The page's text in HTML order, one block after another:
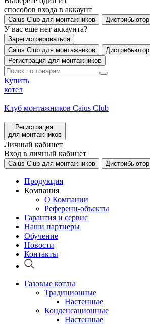
способов входа в аккаунт
Caius Club для монтажников Дистрибьютор
У вас еще нет аккаунта?
Зарегистрироваться
Caius Club для монтажников
Дистрибьютор
Регистрация для монтажников
Купить
котел
Клуб монтажников Caius Club
Регистрация
для монтажников
Личный кабинет
Вход в личный кабинет
Caius Club для монтажников Дистрибьютор
Продукция
Компания
О Компании
Референц-объекты
Гарантия и сервис
Наши партнеры
Обучение
Новости
Контакты
Газовые котлы
Традиционные
Настенные
Конденсационные
Настенные